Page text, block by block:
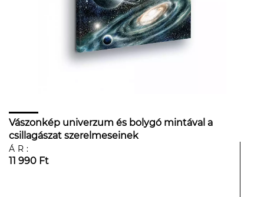
Vászonkép univerzum és bolygó mintával a
csillagászat szerelmeseinek
ÁR:
11 990 Ft